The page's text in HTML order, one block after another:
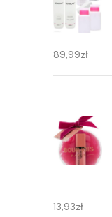
89,99zł
13,93zł